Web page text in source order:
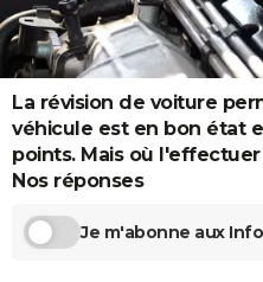
Destinations
City break
Voyage nature
Voyage de noces
Forum
Climat
+
PHOTO
GUIDES D'ACHAT
BONS PLANS
CARTE DE VOEUX
Carte de Noël
Carte Bonne année
Carte Saint-Valentin
Carte Pâques
Carte d'anniversaire
DICTIONNAIRE
La révision de voiture
véhicule est en bon état
points. Mais où
Nos réponses
Je m'abonne aux